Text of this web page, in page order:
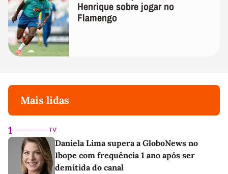
Henrique sobre jogar no
Flamengo
Mais lidas
1 TV
Daniela Lima supera a GloboNews no
Ibope com frequência 1 ano após ser
demitida do canal